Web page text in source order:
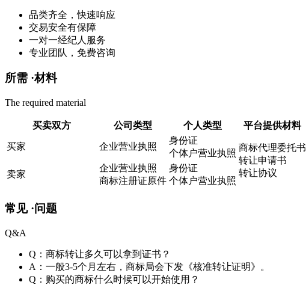
品类齐全，快速响应
交易安全有保障
一对一经纪人服务
专业团队，免费咨询
所需 ·材料
The required material
买卖双方 公司类型 个人类型 平台提供材料
买家 企业营业执照
身份证
个体户营业执照
商标代理委托书
转让申请书
转让协议
卖家
企业营业执照
商标注册证原件
身份证
个体户营业执照
常见 ·问题
Q&A
Q：商标转让多久可以拿到证书？
A：一般3-5个月左右，商标局会下发《核准转让证明》。
Q：购买的商标什么时候可以开始使用？